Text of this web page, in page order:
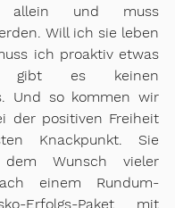
und muss
Will ich sie leben
ich proaktiv etwas
es keinen
Und so kommen wir
der positiven Freiheit
Knackpunkt. Sie
dem Wunsch vieler
einem Rundum-
Erfolgs-Paket mit